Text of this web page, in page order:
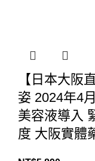
【日本大阪
姿 2024年4
美容液導入
度 大阪實體